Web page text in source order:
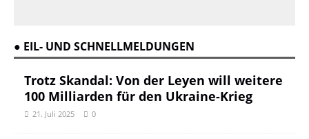
● EIL- UND SCHNELLMELDUNGEN
Trotz Skandal: Von der Leyen will weitere
100 Milliarden für den Ukraine-Krieg
21. Juli 2025 0